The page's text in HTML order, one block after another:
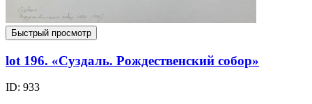
Быстрый просмотр
lot 196. «Суздаль. Рождественский собор»
ID: 933